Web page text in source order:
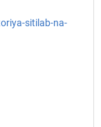
sitilab-na-